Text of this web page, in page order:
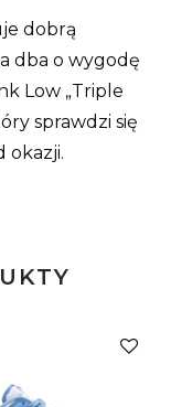
dobrą
dba o wygodę
Low „Triple
sprawdzi się
okazji.